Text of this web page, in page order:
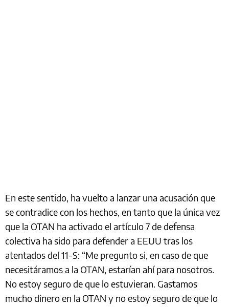
En este sentido, ha vuelto a lanzar una acusación que
se contradice con los hechos, en tanto que la única vez
que la OTAN ha activado el artículo 7 de defensa
colectiva ha sido para defender a EEUU tras los
atentados del 11-S: “Me pregunto si, en caso de que
necesitáramos a la OTAN, estarían ahí para nosotros.
No estoy seguro de que lo estuvieran. Gastamos
mucho dinero en la OTAN y no estoy seguro de que lo